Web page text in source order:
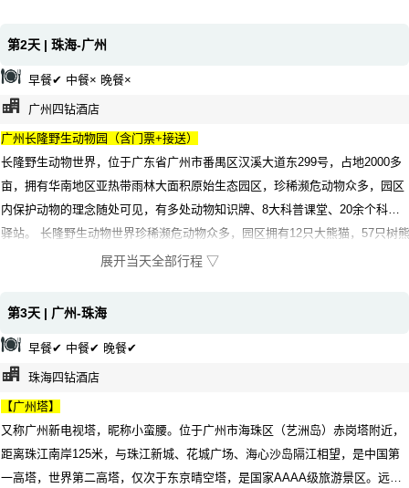
第2天 | 珠海-广州
早餐✔ 中餐× 晚餐×
广州四钻酒店
广州长隆野生动物园（含门票+接送）
长隆野生动物世界，位于广东省广州市番禺区汉溪大道东299号，占地2000多
亩，拥有华南地区亚热带雨林大面积原始生态园区，珍稀濒危动物众多，园区
内保护动物的理念随处可见，有多处动物知识牌、8大科普课堂、20余个科普
驿站。 长隆野生动物世界珍稀濒危动物众多，园区拥有12只大熊猫，57只树熊
（考拉）、近200多只白虎等世界各国国宝在内的500多种，20000余只珍奇动
月，长隆野生动物世界被广东省科学技术协会命名“广东省青少年科普教育基
区，是全国首批获此殊荣的景点之一，是游客们了解广州必到的胜地。
展开当天全部行程 ▽
第3天 | 广州-珠海
早餐✔ 中餐✔ 晚餐✔
珠海四钻酒店
【广州塔】
又称广州新电视塔，昵称小蛮腰。位于广州市海珠区（艺洲岛）赤岗塔附近，
距离珠江南岸125米，与珠江新城、花城广场、海心沙岛隔江相望，是中国第
一高塔，世界第二高塔，仅次于东京晴空塔，是国家AAAA级旅游景区。远观